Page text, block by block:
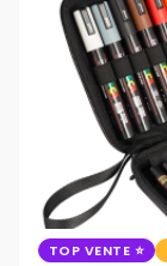
TOP VENTE